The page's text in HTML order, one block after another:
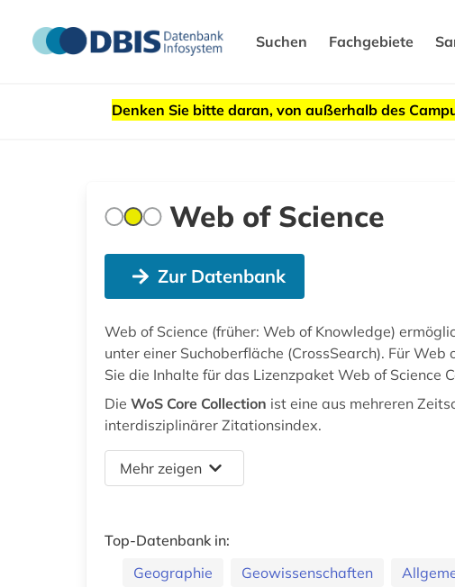
Suchen Fachgebiete
Denken Sie bitte daran, von außerhalb des
Web of Science
Zur Datenbank
Web of Science (früher: Web of Knowledge)
unter einer Suchoberfläche (CrossSearch). Für
Sie die Inhalte für das Lizenzpaket Web of Science
Die WoS Core Collection ist eine aus mehreren
interdisziplinärer Zitationsindex.
Mehr zeigen
Top-Datenbank in:
Geographie
Geowissenschaften